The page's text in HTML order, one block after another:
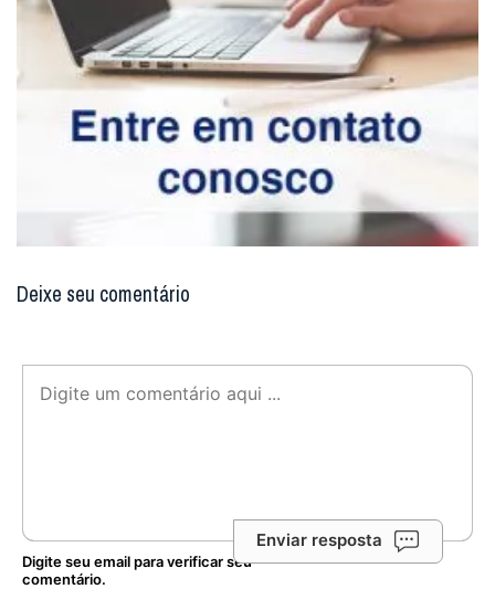
Deixe seu comentário
Enviar resposta
Digite seu email para verificar seu
comentário.